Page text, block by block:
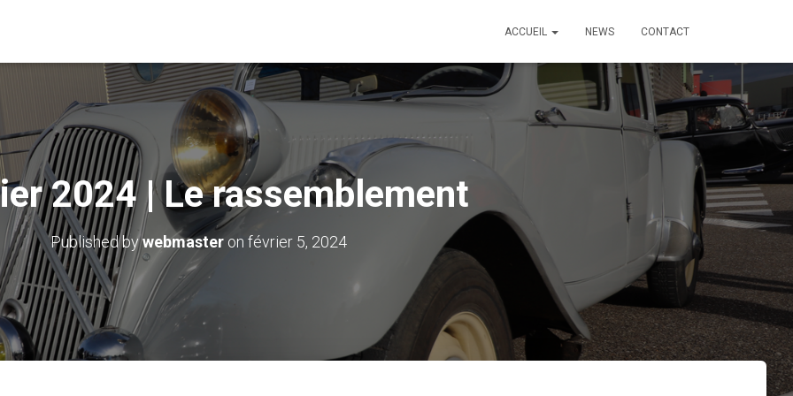
ACCUEIL NEWS CONTACT
2024 | Le rassemblement
Published bywebmasteron février 5, 2024